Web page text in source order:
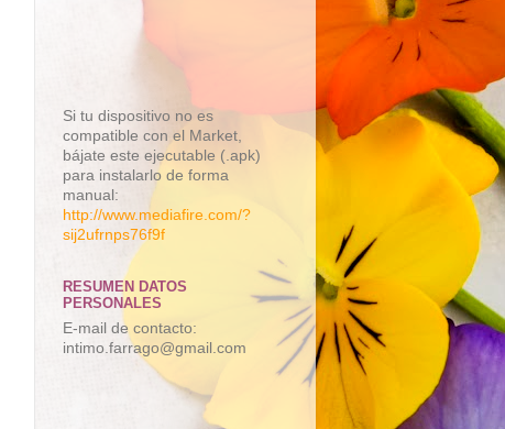
Si tu dispositivo no es
compatible con el Market,
bájate este ejecutable (.apk)
para instalarlo de forma
manual:
http://www.mediafire.com/?
sij2ufrnps76f9f
RESUMEN DATOS
PERSONALES
E-mail de contacto:
intimo.farrago@gmail.com